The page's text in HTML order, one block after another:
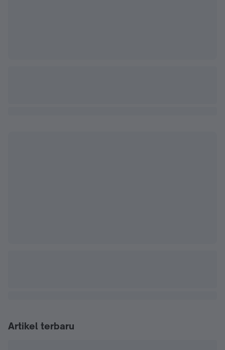
Artikel terbaru